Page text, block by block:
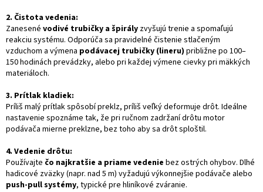
2. Čistota vedenia:
Zanesené vodivé trubičky a špirály zvyšujú trenie a spomaľujú
reakciu systému. Odporúča sa pravidelné čistenie stlačeným
vzduchom a výmena podávacej trubičky (lineru) približne po 100–
150 hodinách prevádzky, alebo pri každej výmene cievky pri mäkkých
materiáloch.
3. Prítlak kladiek:
Príliš malý prítlak spôsobí preklz, príliš veľký deformuje drôt. Ideálne
nastavenie spoznáme tak, že pri ručnom zadržaní drôtu motor
podávača mierne preklzne, bez toho aby sa drôt sploštil.
4. Vedenie drôtu:
Používajte čo najkratšie a priame vedenie bez ostrých ohybov. Dlhé
hadicové zväzky (napr. nad 5 m) vyžadujú výkonnejšie podávače alebo
push-pull systémy, typické pre hliníkové zváranie.